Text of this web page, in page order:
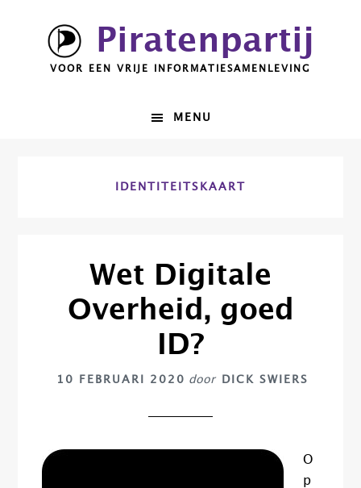
hoofdnavigatie
Piratenpartij
VOOR EEN VRIJE INFORMATIESAMENLEVING
MENU
IDENTITEITSKAART
Wet Digitale
Overheid, goed
ID?
10 FEBRUARI 2020 door DICK SWIERS
O
p